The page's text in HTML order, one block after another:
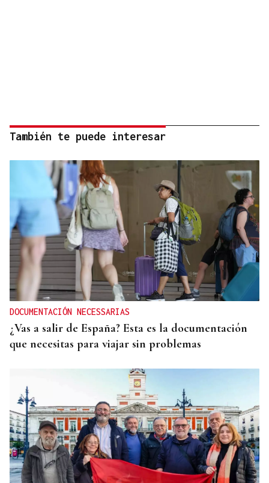
También te puede interesar
DOCUMENTACIÓN NECESSARIAS
¿Vas a salir de España? Esta es la documentación
que necesitas para viajar sin problemas